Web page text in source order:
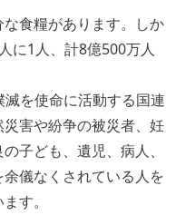
食糧があります。しか
に1人、計8億500万人
を使命に活動する国連
害や紛争の被災者、妊
子ども、遺児、病人、
儀なくされている人を
す。